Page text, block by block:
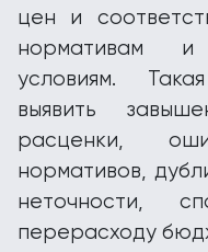
цен и
нормативам
условиям.
выявить
расценки,
нормативов,
неточности,
перерасходу